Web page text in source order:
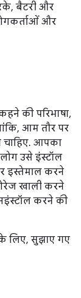
बैटरी और
और
की परिभाषा,
आम तौर पर
आपका
उसे इंस्टॉल
इस्तेमाल करने
खाली करने
करने की
लिए, सुझाए गए